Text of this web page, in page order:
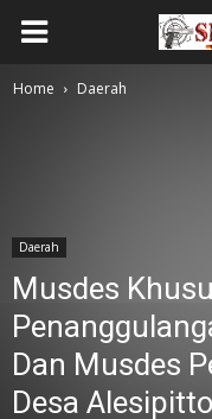
Home Daerah
Daerah
Musdes
Dan Musdes
Desa